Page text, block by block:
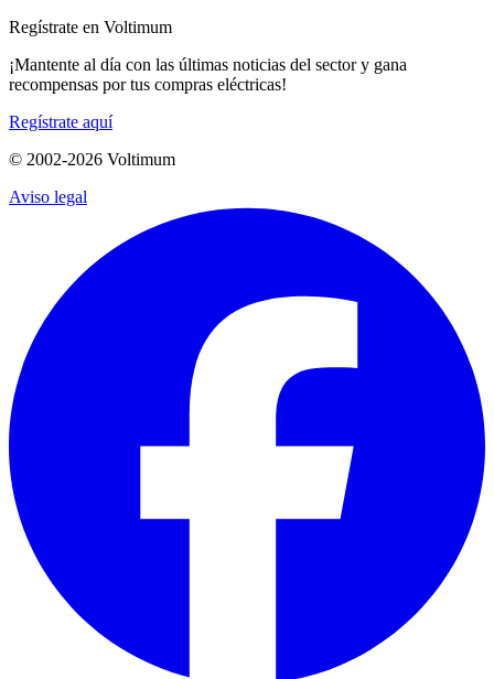
Regístrate en Voltimum
¡Mantente al día con las últimas noticias del sector y gana
recompensas por tus compras eléctricas!
Regístrate aquí
© 2002-2026 Voltimum
Aviso legal